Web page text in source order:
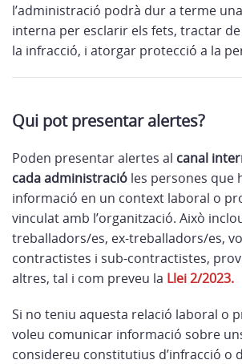
l’administració podrà dur a terme
interna per esclarir els fets, tractar
la infracció, i atorgar protecció a la
Qui pot presentar alertes?
Poden presentar alertes al canal
cada administració les persones que
informació en un context laboral o
vinculat amb l’organització. Això
treballadors/es, ex-treballadors/es,
contractistes i sub-contractistes,
altres, tal i com preveu la Llei 2/2023.
Si no teniu aquesta relació laboral o
voleu comunicar informació sobre
considereu constitutius d’infracció o